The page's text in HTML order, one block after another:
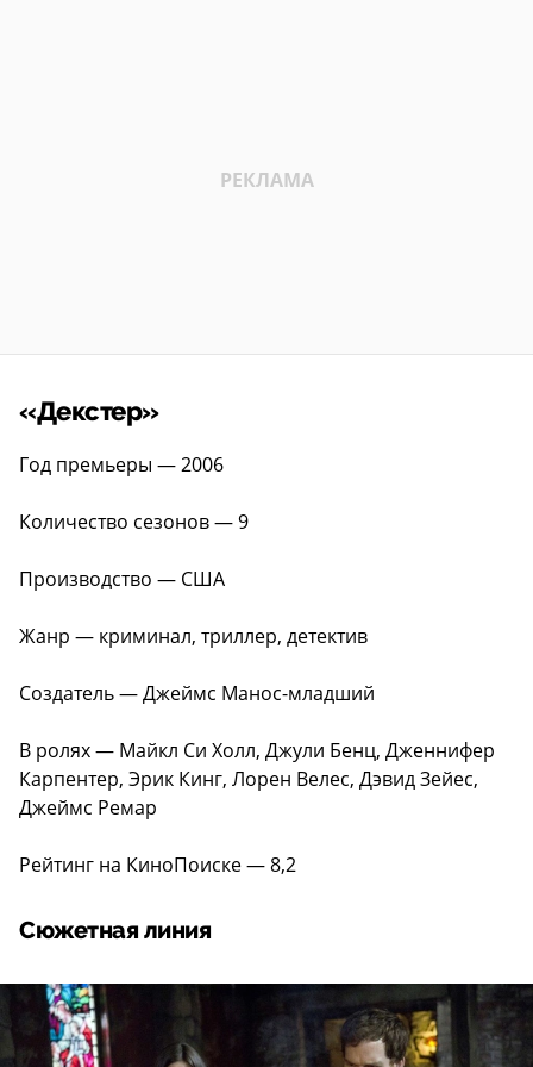
«Декстер»
Год премьеры — 2006
Количество сезонов — 9
Производство — США
Жанр — криминал, триллер, детектив
Создатель — Джеймс Манос-младший
В ролях — Майкл Си Холл, Джули Бенц, Дженнифер
Карпентер, Эрик Кинг, Лорен Велес, Дэвид Зейес,
Джеймс Ремар
Рейтинг на КиноПоиске — 8,2
Сюжетная линия